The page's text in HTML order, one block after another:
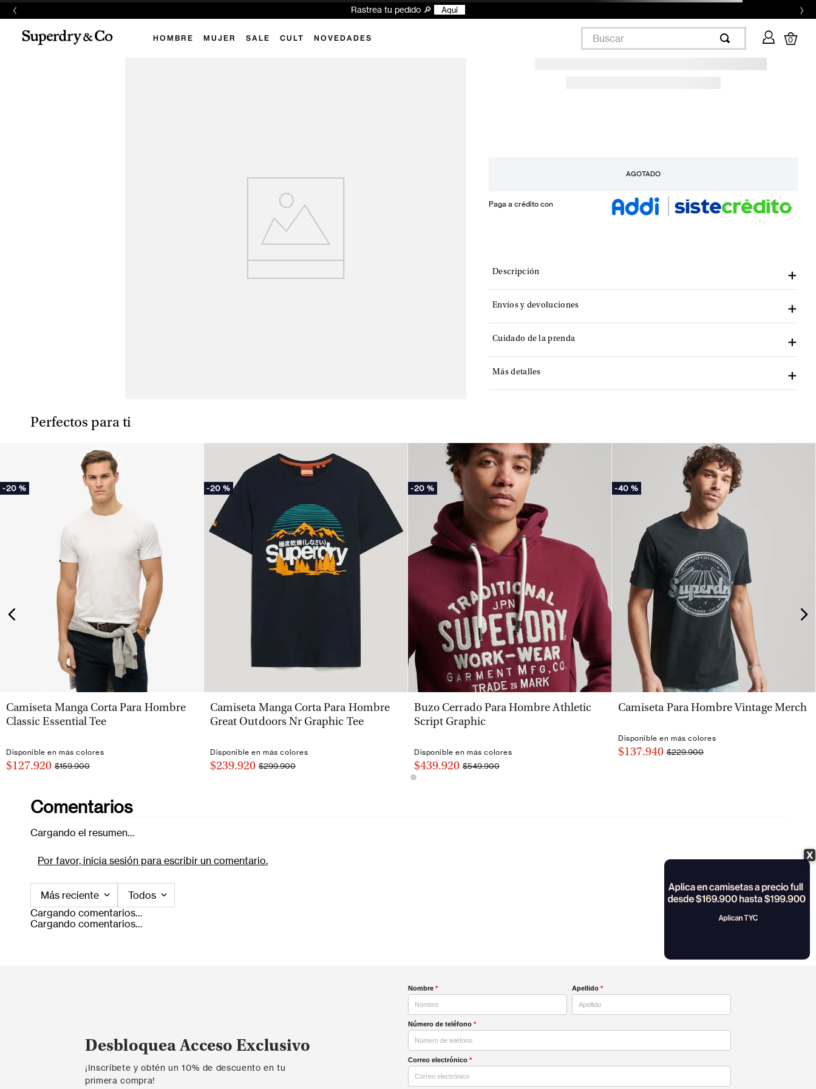
‹ Rastrea tu pedido 🔎 Aquí ›
HOMBRE MUJER SALE CULT NOVEDADES
Buscar
0
X
AGOTADO
Paga a crédito con
Descripción
Envíos y devoluciones
Cuidado de la prenda
Más detalles
Perfectos para ti
-20 %
VISTA RÁPIDA
Camiseta Manga Corta Para Hombre
Classic Essential Tee
Disponible en más colores
$127.920 $159.900
-20 %
VISTA RÁPIDA
Camiseta Manga Corta Para Hombre
Great Outdoors Nr Graphic Tee
Disponible en más colores
$239.920 $299.900
-20 %
VISTA RÁPIDA
Buzo Cerrado Para Hombre Athletic
Script Graphic
Disponible en más colores
$439.920 $549.900
-40 %
VISTA RÁPIDA
Camiseta Para Hombre Vintage Merch
Disponible en más colores
$137.940 $229.900
Comentarios
Cargando el resumen…
Por favor, inicia sesión para escribir un comentario.
Más reciente
Todos
Cargando comentarios…
Cargando comentarios…
Desbloquea Acceso Exclusivo
¡Inscríbete y obtén un 10% de descuento en tu
primera compra!
Nombre * Apellido *
Número de teléfono *
Correo electrónico *